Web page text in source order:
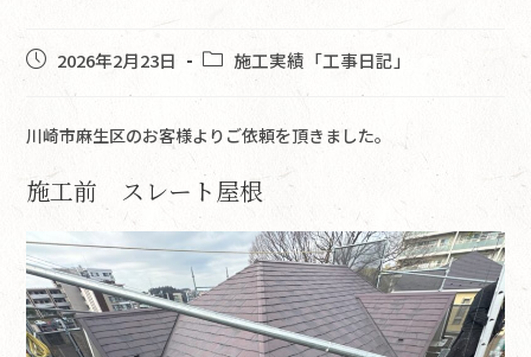
2026年2月23日 施工実績「工事日記」
川崎市麻生区のお客様よりご依頼を頂きました。
施工前 スレート屋根